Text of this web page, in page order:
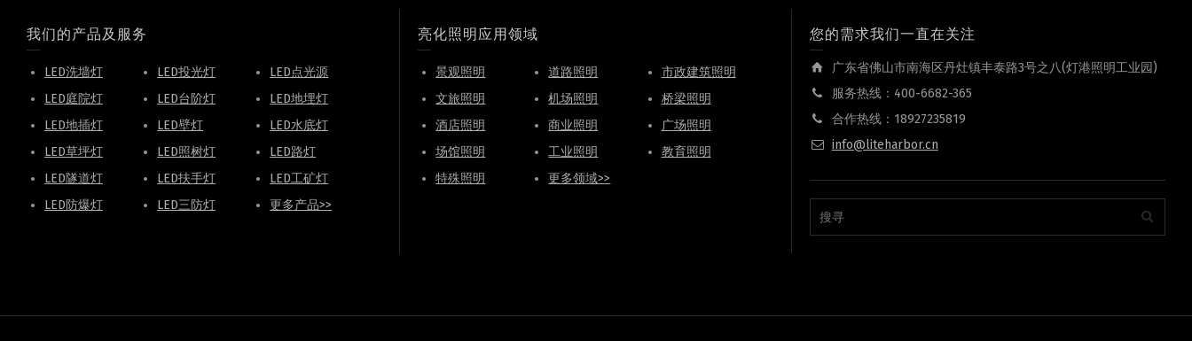
我们的产品及服务
LED洗墙灯 LED投光灯
LED点光源
LED庭院灯
LED台阶灯
LED地埋灯
LED地插灯
LED壁灯
LED水底灯
LED草坪灯
LED照树灯
LED路灯
LED隧道灯
LED扶手灯
LED工矿灯
LED防爆灯
LED三防灯 更多产品>>
亮化照明应用领域
景观照明 道路照明
市政建筑照明
文旅照明
机场照明
桥梁照明
酒店照明
商业照明
广场照明
场馆照明
工业照明
教育照明
特殊照明
更多领域>>
您的需求我们一直在关注
广东省佛山市南海区丹灶镇丰泰路3号之八(灯港照明工业园)
服务热线：400-6682-365
合作热线：18927235819
info@liteharbor.cn